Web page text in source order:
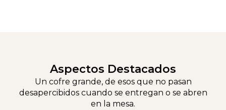
Aspectos Destacados
Un cofre grande, de esos que no pasan
desapercibidos cuando se entregan o se abren
en la mesa.